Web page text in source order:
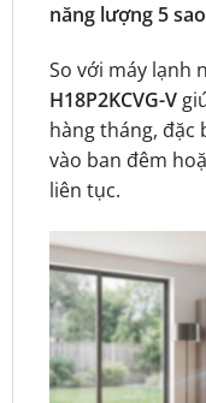
năng lượng 5 sao
So với máy lạnh
H18P2KCVG-V
hàng tháng, đặc
vào ban đêm
liên tục.